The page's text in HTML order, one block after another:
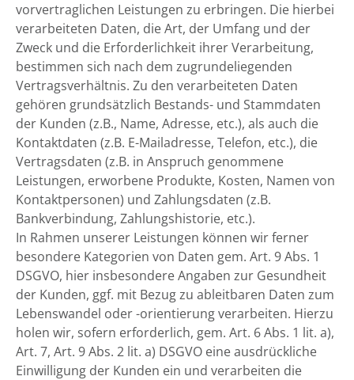
vorvertraglichen Leistungen zu erbringen. Die hierbei
verarbeiteten Daten, die Art, der Umfang und der
Zweck und die Erforderlichkeit ihrer Verarbeitung,
bestimmen sich nach dem zugrundeliegenden
Vertragsverhältnis. Zu den verarbeiteten Daten
gehören grundsätzlich Bestands- und Stammdaten
der Kunden (z.B., Name, Adresse, etc.), als auch die
Kontaktdaten (z.B. E-Mailadresse, Telefon, etc.), die
Vertragsdaten (z.B. in Anspruch genommene
Leistungen, erworbene Produkte, Kosten, Namen von
Kontaktpersonen) und Zahlungsdaten (z.B.
Bankverbindung, Zahlungshistorie, etc.).
In Rahmen unserer Leistungen können wir ferner
besondere Kategorien von Daten gem. Art. 9 Abs. 1
DSGVO, hier insbesondere Angaben zur Gesundheit
der Kunden, ggf. mit Bezug zu ableitbaren Daten zum
Lebenswandel oder -orientierung verarbeiten. Hierzu
holen wir, sofern erforderlich, gem. Art. 6 Abs. 1 lit. a),
Art. 7, Art. 9 Abs. 2 lit. a) DSGVO eine ausdrückliche
Einwilligung der Kunden ein und verarbeiten die